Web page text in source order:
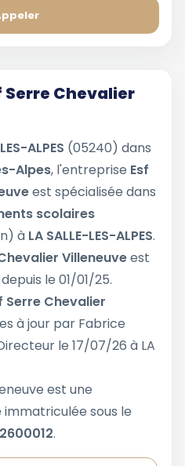
Serre Chevalier
ALPES (05240) dans
Alpes, l'entreprise Esf
est spécialisée dans
scolaires
à LA SALLE-LES-ALPES.
Villeneuveest
le 01/01/25.
Serre Chevalier
à jour par Fabrice
le 17/07/26 à LA
est une
immatriculée sous le
.